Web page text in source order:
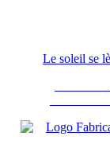
Le soleil se